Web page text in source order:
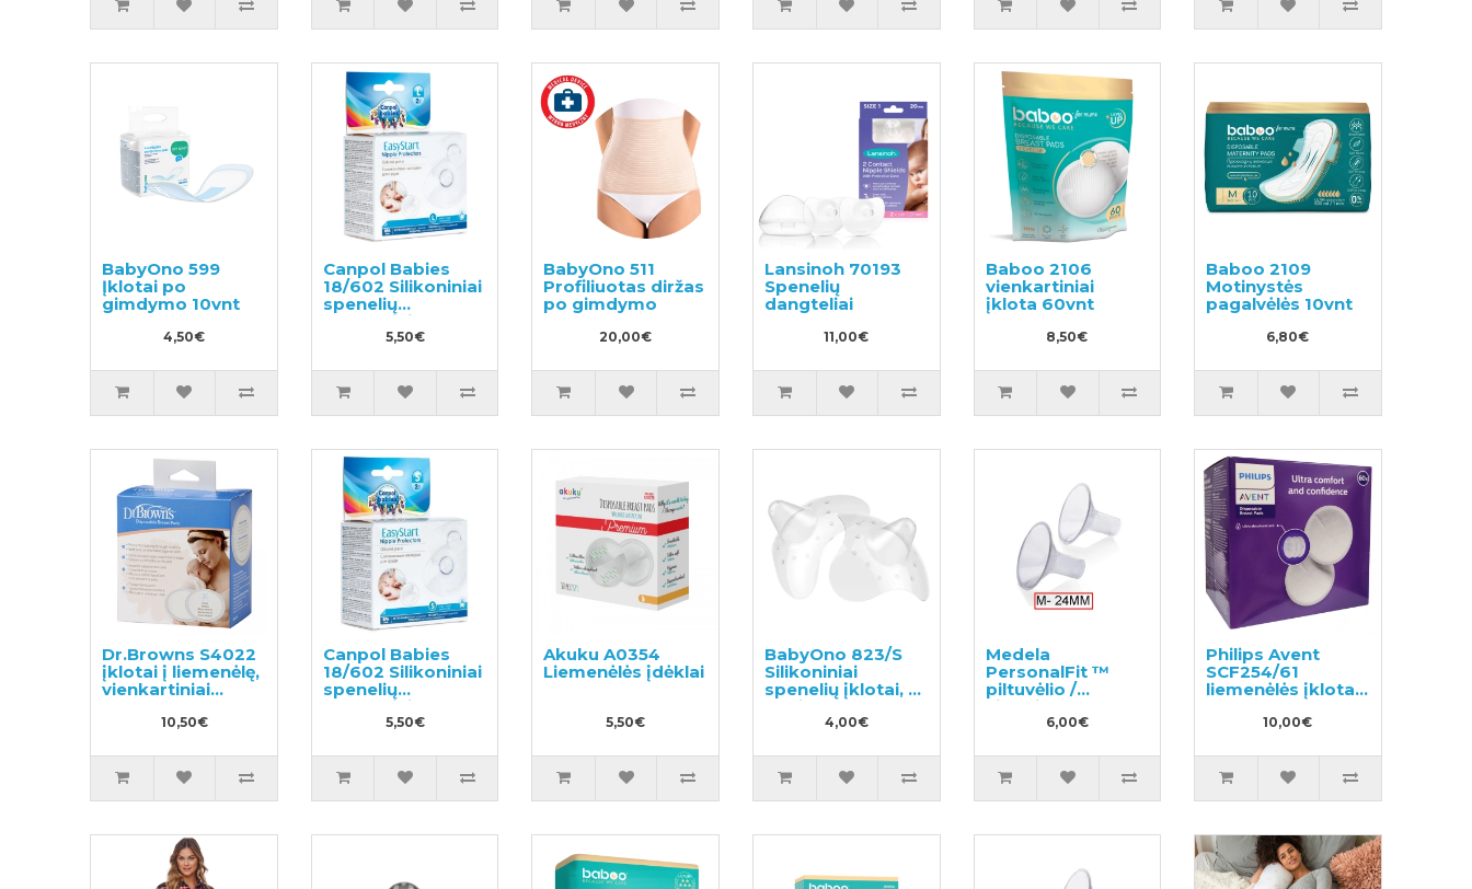
BabyOno 599
Įklotai po
gimdymo 10vnt
4,50€
Canpol Babies
18/602 Silikoniniai
spenelių
dangteliai, L
5,50€
BabyOno 511
Profiliuotas diržas
po gimdymo
20,00€
Lansinoh 70193
Spenelių
dangteliai
11,00€
Baboo 2106
vienkartiniai
įklota 60vnt
8,50€
Baboo 2109
Motinystės
pagalvėlės 10vnt
6,80€
Dr.Browns S4022
įklotai į liemenėlę,
vienkartiniai
10,50€
Canpol Babies
18/602 Silikoniniai
spenelių
dangteliai, S
5,50€
Akuku A0354
Liemenėlės įdėklai
5,50€
BabyOno 823/S
Silikoniniai
spenelių įklotai, S
dydis
4,00€
Medela
PersonalFit ™
piltuvėlio /
siurbliuko
purkštukas, M
6,00€
Philips Avent
SCF254/61
liemenėlės įklotai
10,00€